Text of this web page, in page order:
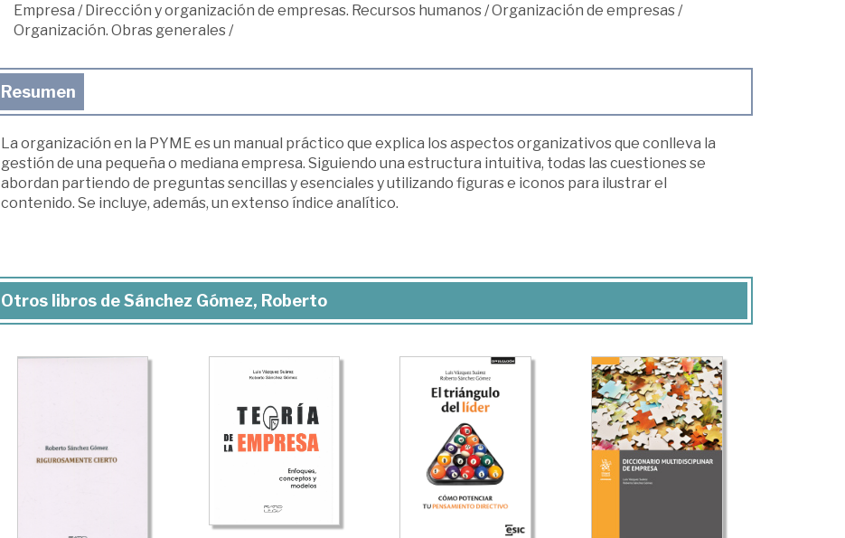
Empresa /Dirección y organización de empresas. Recursos humanos/Organización de empresas/
Organización. Obras generales/
Resumen
La organización en la PYME es un manual práctico que explica los aspectos organizativos que conlleva la
gestión de una pequeña o mediana empresa. Siguiendo una estructura intuitiva, todas las cuestiones se
abordan partiendo de preguntas sencillas y esenciales y utilizando figuras e iconos para ilustrar el
contenido. Se incluye, además, un extenso í­ndice analí­tico.
Otros libros de Sánchez Gómez, Roberto